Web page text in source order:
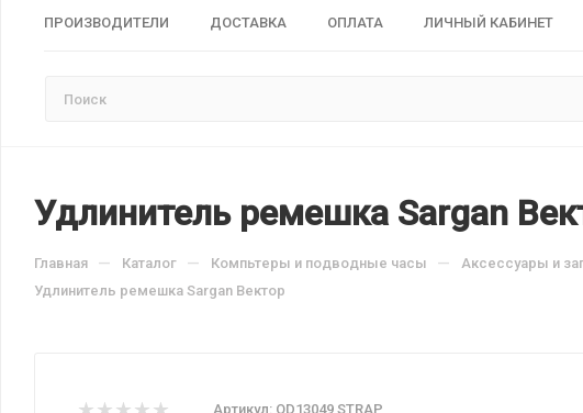
ПРОИЗВОДИТЕЛИ ДОСТАВКА ОПЛАТА ЛИЧНЫЙ КАБИНЕТ
Удлинитель ремешка Sargan
Главная — Каталог — Компьтеры и подводные часы — Аксессуары и
Удлинитель ремешка Sargan Вектор
Артикул: OD13049 STRAP